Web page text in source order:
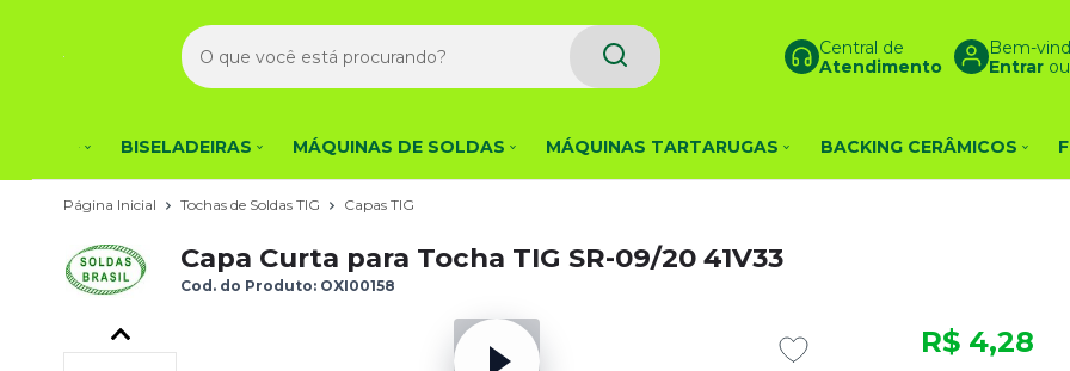
Central de
Atendimento
Bem-
Entrar
BISELADEIRAS MÁQUINAS DE SOLDAS MÁQUINAS TARTARUGAS BACKING CERÂMICOS
Página Inicial Tochas de Soldas TIG Capas TIG
Capa Curta para Tocha TIG SR-09/20 41V33
Cod. do Produto: OXI00158
R$ 4,28